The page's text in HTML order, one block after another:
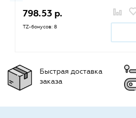
798.53 р.
TZ-бонусов: 8
Быстрая доставка
заказа